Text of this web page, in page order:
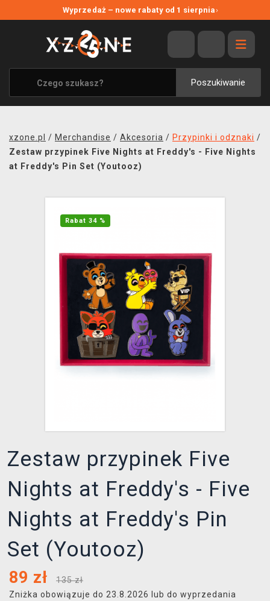
Wyprzedaż – nowe rabaty od 1 sierpnia›
Poszukiwanie
WYPRZEDAŻ
WSZYSTKIE MARKI
XZONE ORIGINALS
UBRANIA I AKCESORIA
SOUNDTRACKI
TRANSPORT
xzone.pl / Merchandise / Akcesoria / Przypinki i odznaki /
Zestaw przypinek Five Nights at Freddy's - Five Nights
at Freddy's Pin Set (Youtooz)
Rabat 34 %
Zestaw przypinek Five
Nights at Freddy's - Five
Nights at Freddy's Pin
Set (Youtooz)
89 zł
135 zł
Zniżka obowiązuje do 23.8.2026 lub do wyprzedania